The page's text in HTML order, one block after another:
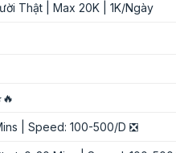
Thật | Max 20K | 1K/Ngày
| Speed: 100-500/D ❎